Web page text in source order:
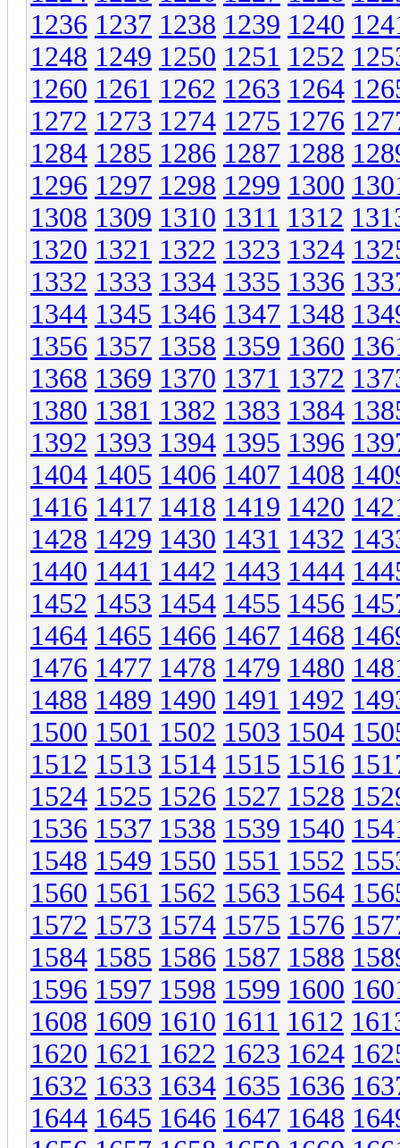
1236 1237 1238 1239 1240
1248 1249 1250 1251 1252
1260 1261 1262 1263 1264
1272 1273 1274 1275 1276
1284 1285 1286 1287 1288
1296 1297 1298 1299 1300
1308 1309 1310 1311 1312
1320 1321 1322 1323 1324
1332 1333 1334 1335 1336
1344 1345 1346 1347 1348
1356 1357 1358 1359 1360
1368 1369 1370 1371 1372
1380 1381 1382 1383 1384
1392 1393 1394 1395 1396
1404 1405 1406 1407 1408
1416 1417 1418 1419 1420
1428 1429 1430 1431 1432
1440 1441 1442 1443 1444
1452 1453 1454 1455 1456
1464 1465 1466 1467 1468
1476 1477 1478 1479 1480
1488 1489 1490 1491 1492
1500 1501 1502 1503 1504
1512 1513 1514 1515 1516
1524 1525 1526 1527 1528
1536 1537 1538 1539 1540
1548 1549 1550 1551 1552
1560 1561 1562 1563 1564
1572 1573 1574 1575 1576
1584 1585 1586 1587 1588
1596 1597 1598 1599 1600
1608 1609 1610 1611 1612
1620 1621 1622 1623 1624
1632 1633 1634 1635 1636
1644 1645 1646 1647 1648